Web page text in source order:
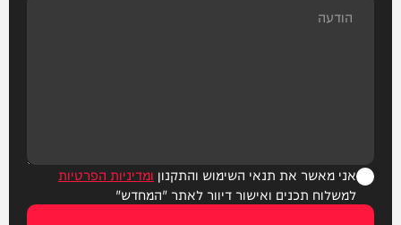
אני מאשר את תנאי השימוש והתקנון ומדיניות הפרטיות
למשלוח תכנים ואישור דיוור לאתר "המחדש"